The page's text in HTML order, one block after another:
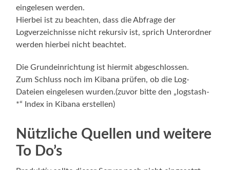
eingelesen werden.
Hierbei ist zu beachten, dass die Abfrage der
Logverzeichnisse nicht rekursiv ist, sprich Unterordner
werden hierbei nicht beachtet.
Die Grundeinrichtung ist hiermit abgeschlossen.
Zum Schluss noch im Kibana prüfen, ob die Log-
Dateien eingelesen wurden.(zuvor bitte den „logstash-
*“ Index in Kibana erstellen)
Nützliche Quellen und weitere
To Do’s